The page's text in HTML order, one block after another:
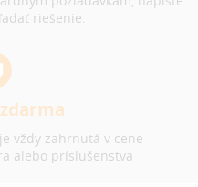
riešenie.
vždy zahrnutá v cene
alebo príslušenstva